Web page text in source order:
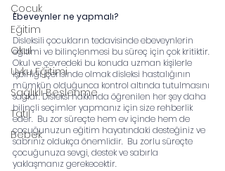
Çocuk
Eğitim
Okul
Uyku Eğitimi
Sağlıklı Beslenme
Tatil
Bebek
Ebeveynler ne yapmalı?
Disleksili çocukların tedavisinde ebeveynlerin
eğitimi ve bilinçlenmesi bu süreç için çok kritiktir.
Okul ve çevredeki bu konuda uzman kişilerle
işbirliği içerisinde olmak disleksi hastalığının
mümkün olduğunca kontrol altında tutulmasını
sağlar. Disleksi hakkında öğrenilen her şey daha
bilinçli seçimler yapmanız için size rehberlik
eder.  Bu zor süreçte hem ev içinde hem de
çocuğunuzun eğitim hayatındaki desteğiniz ve
sabrınız oldukça önemlidir.  Bu zorlu süreçte
çocuğunuza sevgi, destek ve sabırla
yaklaşmanız gerekecektir.